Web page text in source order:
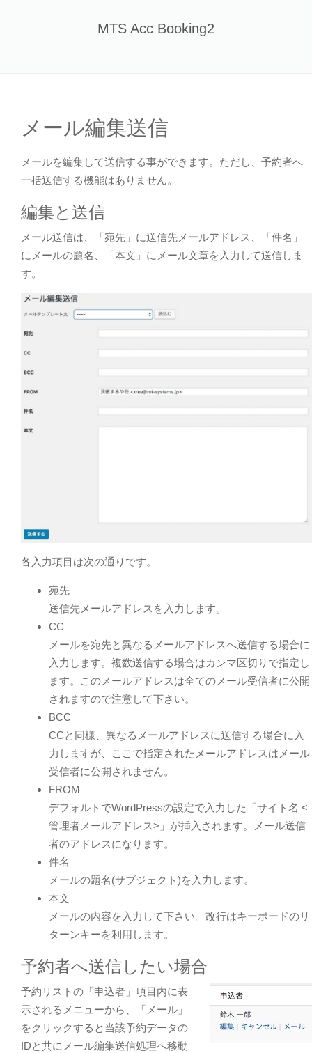
MTS Acc Booking2
メール編集送信
メールを編集して送信する事ができます。ただし、予約者へ
一括送信する機能はありません。
編集と送信
メール送信は、「宛先」に送信先メールアドレス、「件名」
にメールの題名、「本文」にメール文章を入力して送信しま
す。
各入力項目は次の通りです。
宛先
送信先メールアドレスを入力します。
CC
メールを宛先と異なるメールアドレスへ送信する場合に
入力します。複数送信する場合はカンマ区切りで指定し
ます。このメールアドレスは全てのメール受信者に公開
されますので注意して下さい。
BCC
CCと同様、異なるメールアドレスに送信する場合に入
力しますが、ここで指定されたメールアドレスはメール
受信者に公開されません。
FROM
デフォルトでWordPressの設定で入力した「サイト名 <
管理者メールアドレス>」が挿入されます。メール送信
者のアドレスになります。
件名
メールの題名(サブジェクト)を入力します。
本文
メールの内容を入力して下さい。改行はキーボードのリ
ターンキーを利用します。
予約者へ送信したい場合
予約リストの「申込者」項目内に表
示されるメニューから、「メール」
をクリックすると当該予約データの
IDと共にメール編集送信処理へ移動